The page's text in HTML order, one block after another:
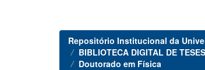
Repositório Institucional da
BIBLIOTECA DIGITAL DE
Doutorado em Física